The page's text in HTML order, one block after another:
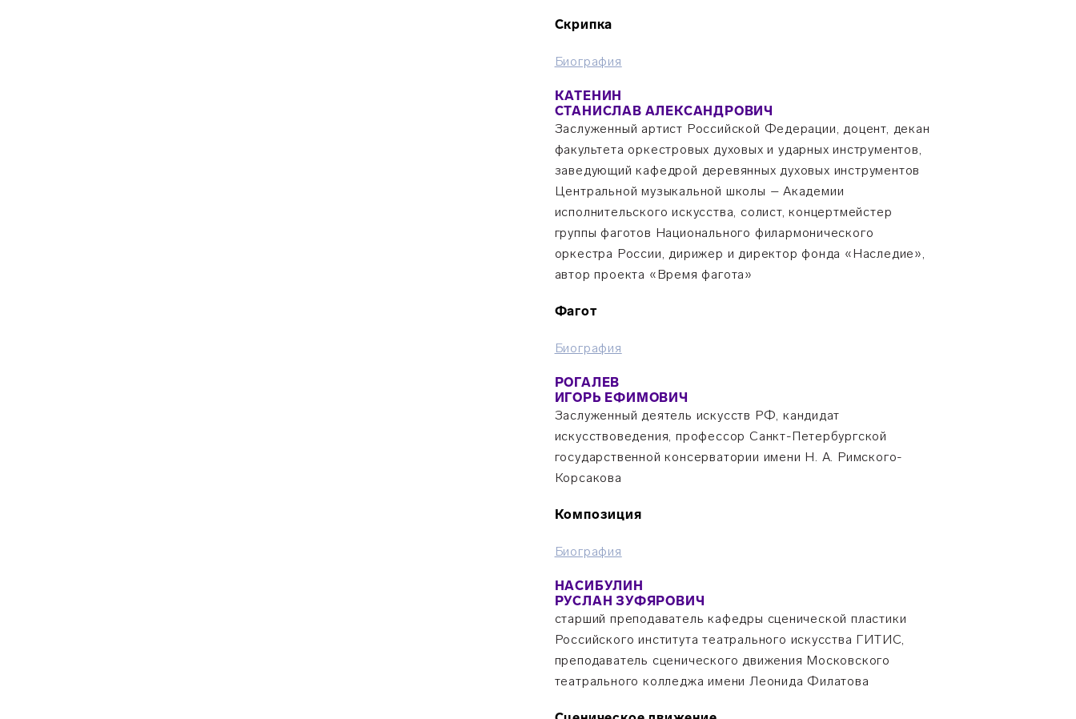
Скрипка
Биография
КАТЕНИН
СТАНИСЛАВ АЛЕКСАНДРОВИЧ
Заслуженный артист Российской Федерации, доцент, декан
факультета оркестровых духовых и ударных инструментов,
заведующий кафедрой деревянных духовых инструментов
Центральной музыкальной школы – Академии
исполнительского искусства, солист, концертмейстер
группы фаготов Национального филармонического
оркестра России, дирижер и директор фонда «Наследие»,
автор проекта «Время фагота»
Фагот
Биография
РОГАЛЕВ
ИГОРЬ ЕФИМОВИЧ
Заслуженный деятель искусств РФ, кандидат
искусствоведения, профессор Санкт-Петербургской
государственной консерватории имени Н. А. Римского-
Корсакова
Композиция
Биография
НАСИБУЛИН
РУСЛАН ЗУФЯРОВИЧ
старший преподаватель кафедры сценической пластики
Российского института театрального искусства ГИТИС,
преподаватель сценического движения Московского
театрального колледжа имени Леонида Филатова